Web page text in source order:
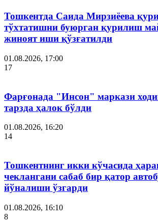
Тошкентда Саида Мирзиёева
тўхтатишни буюрган қурилиш
жиноят иши қўзғатилди
01.08.2026, 17:00
17
Фарғонада "Инсон" маркази
тарзда ҳалок бўлди
01.08.2026, 16:20
14
Тошкентнинг икки кўчасида
чеклангани сабаб бир қатор
йўналиши ўзгарди
01.08.2026, 16:10
8